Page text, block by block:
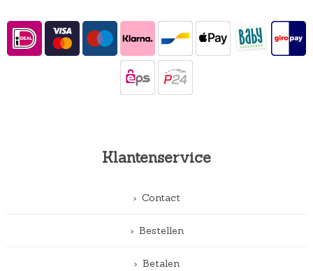
Klantenservice
Contact
Bestellen
Betalen